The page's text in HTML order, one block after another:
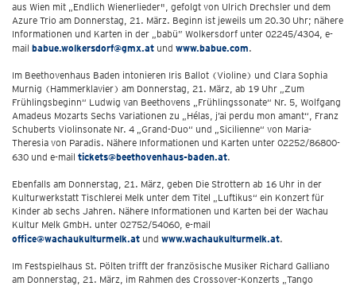
aus Wien mit „Endlich Wienerlieder", gefolgt von Ulrich Drechsler und dem
Azure Trio am Donnerstag, 21. März. Beginn ist jeweils um 20.30 Uhr; nähere
Informationen und Karten in der „babü” Wolkersdorf unter 02245/4304, e-
mail babue.wolkersdorf@gmx.at und www.babue.com.
Im Beethovenhaus Baden intonieren Iris Ballot (Violine) und Clara Sophia
Murnig (Hammerklavier) am Donnerstag, 21. März, ab 19 Uhr „Zum
Frühlingsbeginn“ Ludwig van Beethovens „Frühlingssonate“ Nr. 5, Wolfgang
Amadeus Mozarts Sechs Variationen zu „Hélas, j’ai perdu mon amant“, Franz
Schuberts Violinsonate Nr. 4 „Grand-Duo“ und „Sicilienne“ von Maria-
Theresia von Paradis. Nähere Informationen und Karten unter 02252/86800-
630 und e-mail tickets@beethovenhaus-baden.at.
Ebenfalls am Donnerstag, 21. März, geben Die Strottern ab 16 Uhr in der
Kulturwerkstatt Tischlerei Melk unter dem Titel „Luftikus“ ein Konzert für
Kinder ab sechs Jahren. Nähere Informationen und Karten bei der Wachau
Kultur Melk GmbH. unter 02752/54060, e-mail
office@wachaukulturmelk.at und www.wachaukulturmelk.at.
Im Festspielhaus St. Pölten trifft der französische Musiker Richard Galliano
am Donnerstag, 21. März, im Rahmen des Crossover-Konzerts „Tango